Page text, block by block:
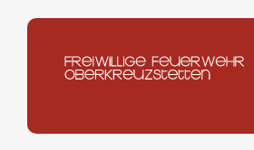
Zum
springen